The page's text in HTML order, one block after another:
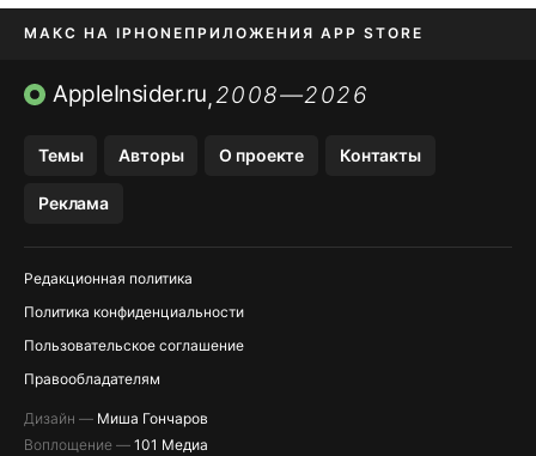
МАКС НА IPHONE ПРИЛОЖЕНИЯ APP STORE
TIKTOK НА IPHONEПРИЛОЖЕНИЯ БЕЗ APP STORE
AppleInsider.ru,2008—2026
Темы Авторы О проекте Контакты
Реклама
Редакционная политика
Политика конфиденциальности
Пользовательское соглашение
Правообладателям
Дизайн — Миша Гончаров
Воплощение — 101 Медиа